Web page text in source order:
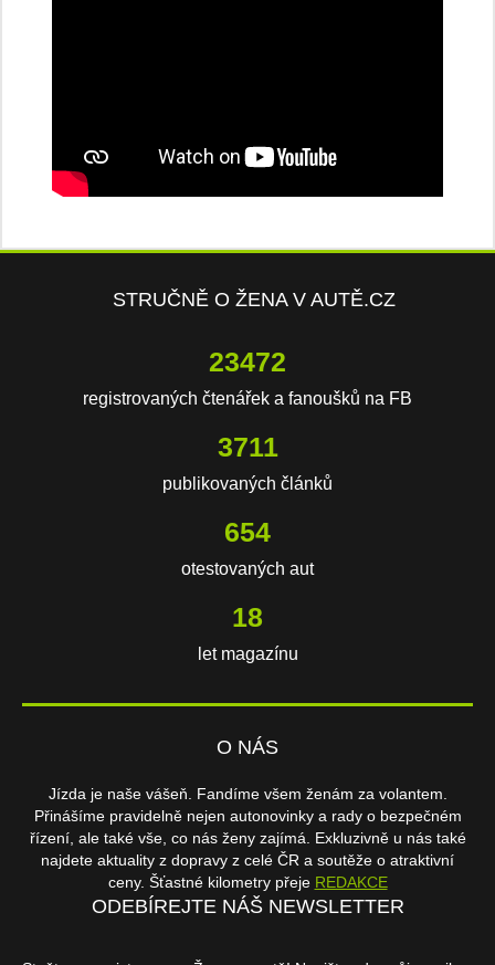
STRUČNĚ O ŽENA V AUTĚ.CZ
23472
registrovaných čtenářek a fanoušků na FB
3711
publikovaných článků
654
otestovaných aut
18
let magazínu
O NÁS
Jízda je naše vášeň. Fandíme všem ženám za volantem.
Přinášíme pravidelně nejen autonovinky a rady o bezpečném
řízení, ale také vše, co nás ženy zajímá. Exkluzivně u nás také
najdete aktuality z dopravy z celé ČR a soutěže o atraktivní
ceny. Šťastné kilometry přeje REDAKCE
ODEBÍREJTE NÁŠ NEWSLETTER